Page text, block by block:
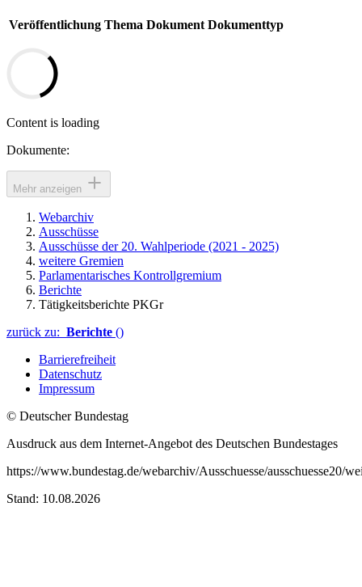
Veröffentlichung Thema Dokument Dokumenttyp
Content is loading
Dokumente:
Mehr anzeigen
Webarchiv
Ausschüsse
Ausschüsse der 20. Wahlperiode (2021 - 2025)
weitere Gremien
Parlamentarisches Kontrollgremium
Berichte
Tätigkeitsberichte PKGr
zurück zu: Berichte ()
Barrierefreiheit
Datenschutz
Impressum
© Deutscher Bundestag
Ausdruck aus dem Internet-Angebot des Deutschen Bundestages
https://www.bundestag.de/webarchiv/Ausschuesse/ausschuesse20/
Stand: 10.08.2026